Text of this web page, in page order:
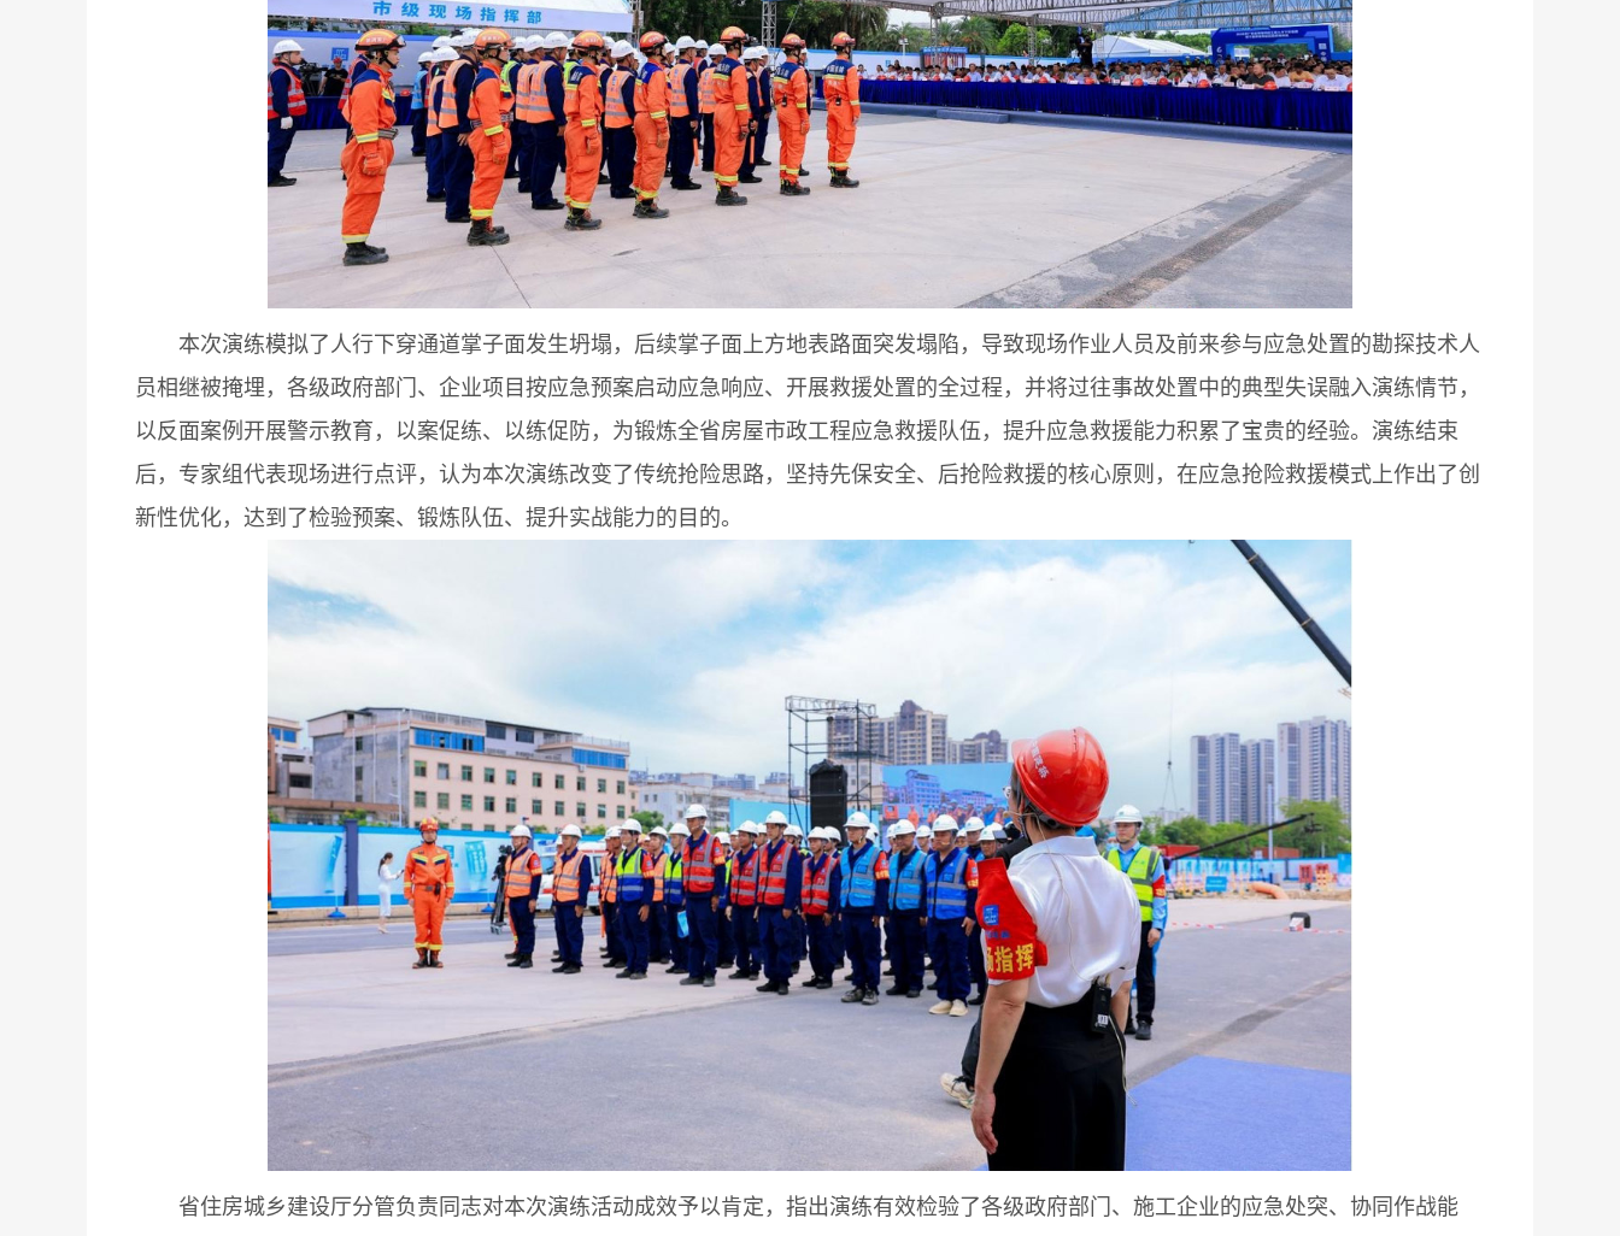
本次演练模拟了人行下穿通道掌子面发生坍塌，后续掌子面上方地表路面突发塌陷，导致现场作业人员及前来参与应急处置的勘探技术人
员相继被掩埋，各级政府部门、企业项目按应急预案启动应急响应、开展救援处置的全过程，并将过往事故处置中的典型失误融入演练情节，
以反面案例开展警示教育，以案促练、以练促防，为锻炼全省房屋市政工程应急救援队伍，提升应急救援能力积累了宝贵的经验。演练结束
后，专家组代表现场进行点评，认为本次演练改变了传统抢险思路，坚持先保安全、后抢险救援的核心原则，在应急抢险救援模式上作出了创
新性优化，达到了检验预案、锻炼队伍、提升实战能力的目的。
省住房城乡建设厅分管负责同志对本次演练活动成效予以肯定，指出演练有效检验了各级政府部门、施工企业的应急处突、协同作战能